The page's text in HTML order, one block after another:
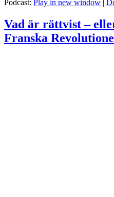
Podcast: Play in new window |
Vad är rättvist –
Franska